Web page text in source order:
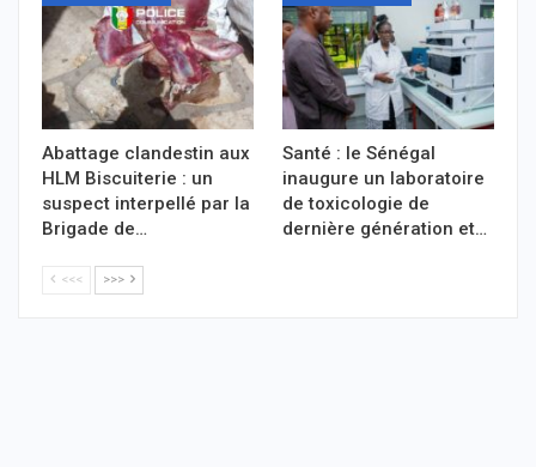
Abattage clandestin aux
HLM Biscuiterie : un
suspect interpellé par la
Brigade de…
Santé : le Sénégal
inaugure un laboratoire
de toxicologie de
dernière génération et…
<<< >>>